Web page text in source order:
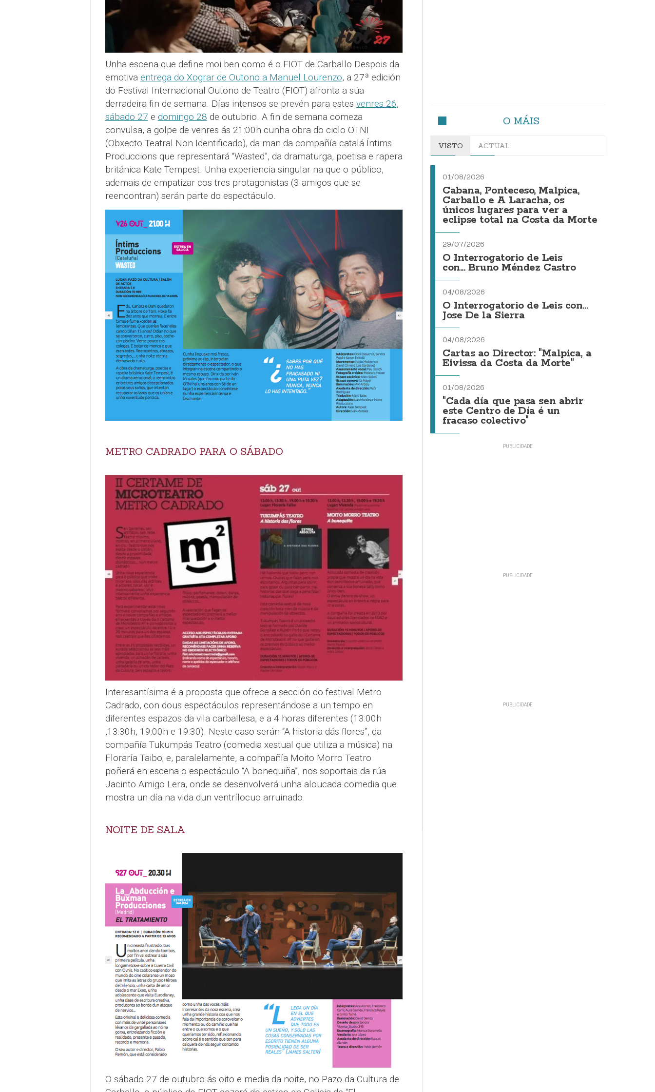
Unha escena que define moi ben como é o FIOT de Carballo Despois da
emotiva entrega do Xograr de Outono a Manuel Lourenzo, a 27ª edición
do Festival Internacional Outono de Teatro (FIOT) afronta a súa
derradeira fin de semana. Días intensos se prevén para estes venres 26,
sábado 27 e domingo 28 de outubrio. A fin de semana comeza
convulsa, a golpe de venres ás 21:00h cunha obra do ciclo OTNI
(Obxecto Teatral Non Identificado), da man da compañía catalá Íntims
Produccions que representará “Wasted”, da dramaturga, poetisa e rapera
británica Kate Tempest. Unha experiencia singular na que o público,
ademais de empatizar cos tres protagonistas (3 amigos que se
reencontran) serán parte do espectáculo.
METRO CADRADO PARA O SÁBADO
Interesantísima é a proposta que ofrece a sección do festival Metro
Cadrado, con dous espectáculos representándose a un tempo en
diferentes espazos da vila carballesa, e a 4 horas diferentes (13:00h
,13:30h, 19:00h e 19:30). Neste caso serán “A historia dás flores”, da
compañía Tukumpás Teatro (comedia xestual que utiliza a música) na
Floraría Taibo; e, paralelamente, a compañía Moito Morro Teatro
poñerá en escena o espectáculo “A bonequiña”, nos soportais da rúa
Jacinto Amigo Lera, onde se desenvolverá unha aloucada comedia que
mostra un día na vida dun ventrílocuo arruinado.
NOITE DE SALA
O sábado 27 de outubro ás oito e media da noite, no Pazo da Cultura de
O MÁIS
VISTO ACTUAL
01/08/2026
Cabana, Ponteceso, Malpica,
Carballo e A Laracha, os
únicos lugares para ver a
eclipse total na Costa da Morte
29/07/2026
O Interrogatorio de Leis
con... Bruno Méndez Castro
04/08/2026
O Interrogatorio de Leis con...
Jose De la Sierra
04/08/2026
Cartas ao Director: "Malpica, a
Eivissa da Costa da Morte"
01/08/2026
"Cada día que pasa sen abrir
este Centro de Día é un
fracaso colectivo"